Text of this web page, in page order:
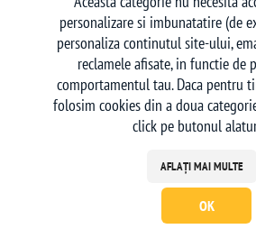
Urmăriți-ne
nopCommerce| Creat de
personalizare si imbunatatire (de
personaliza continutul site-ului,
reclamele afisate, in functie de
comportamentul tau. Daca pentru
folosim cookies din a doua
click pe butonul
AFLAȚI MAI MULTE
OK